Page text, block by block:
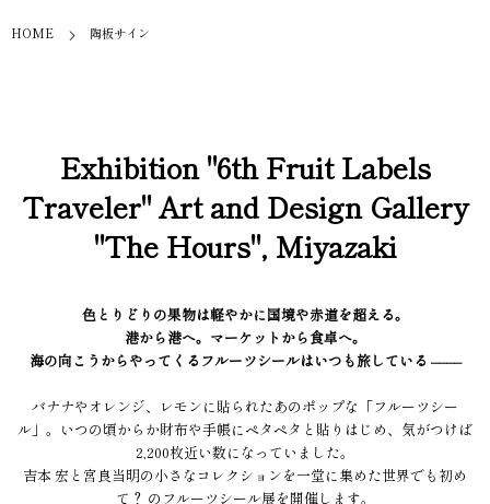
HOME 陶板サイン
Exhibition "6th Fruit Labels
Traveler" Art and Design Gallery
"The Hours", Miyazaki
色とりどりの果物は軽やかに国境や赤道を超える。
港から港へ。マーケットから食卓へ。
海の向こうからやってくるフルーツシールはいつも旅している ––––
バナナやオレンジ、レモンに貼られたあのポップな「フルーツシー
ル」。いつの頃からか財布や手帳にペタペタと貼りはじめ、気がつけば
2,200枚近い数になっていました。
吉本 宏と宮良当明の小さなコレクションを一堂に集めた世界でも初め
て？ のフルーツシール展を開催します。